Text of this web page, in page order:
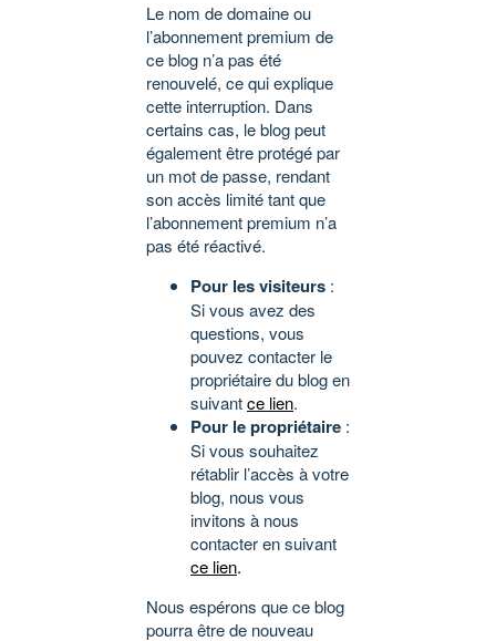
Le nom de domaine ou
l’abonnement premium de
ce blog n’a pas été
renouvelé, ce qui explique
cette interruption. Dans
certains cas, le blog peut
également être protégé par
un mot de passe, rendant
son accès limité tant que
l’abonnement premium n’a
pas été réactivé.
Pour les visiteurs :
Si vous avez des
questions, vous
pouvez contacter le
propriétaire du blog en
suivantce lien.
Pour le propriétaire :
Si vous souhaitez
rétablir l’accès à votre
blog, nous vous
invitons à nous
contacter en suivant
ce lien.
Nous espérons que ce blog
pourra être de nouveau